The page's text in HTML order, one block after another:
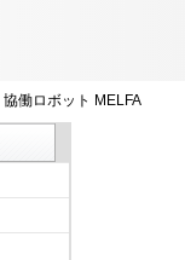
協働ロボット MELFA